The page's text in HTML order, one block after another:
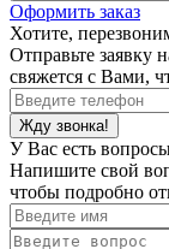
Оформить заказ
Хотите,
Отправьте заявку
свяжется с Вами,
Жду звонка!
У Вас есть
Напишите свой
чтобы подробно